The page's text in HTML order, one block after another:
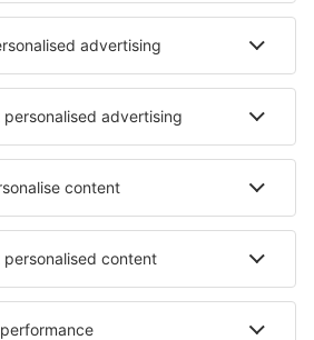
- orașe
Hoteluri în Magenta
Hoteluri în Lone Wolf
Hoteluri în Paquera
Hoteluri Bahia de Sant Antoni